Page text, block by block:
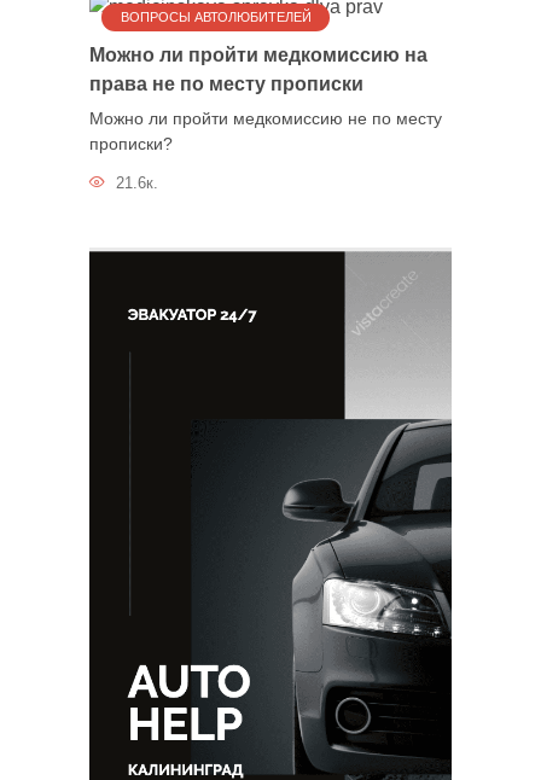
ВОПРОСЫ АВТОЛЮБИТЕЛЕЙ
Можно ли пройти медкомиссию на
права не по месту прописки
Можно ли пройти медкомиссию не по месту
прописки?
21.6к.